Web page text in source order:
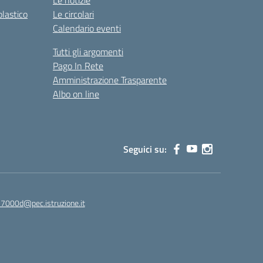
Le circolari
Calendario eventi
Tutti gli argomenti
Pago In Rete
Amministrazione Trasparente
Albo on line
Seguici su: